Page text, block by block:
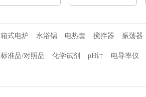
箱式电炉 水浴锅 电热套 搅拌器 振荡器
标准品/对照品 化学试剂 pH计 电导率仪